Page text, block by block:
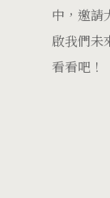
中，邀請
啟我們未
看看吧！